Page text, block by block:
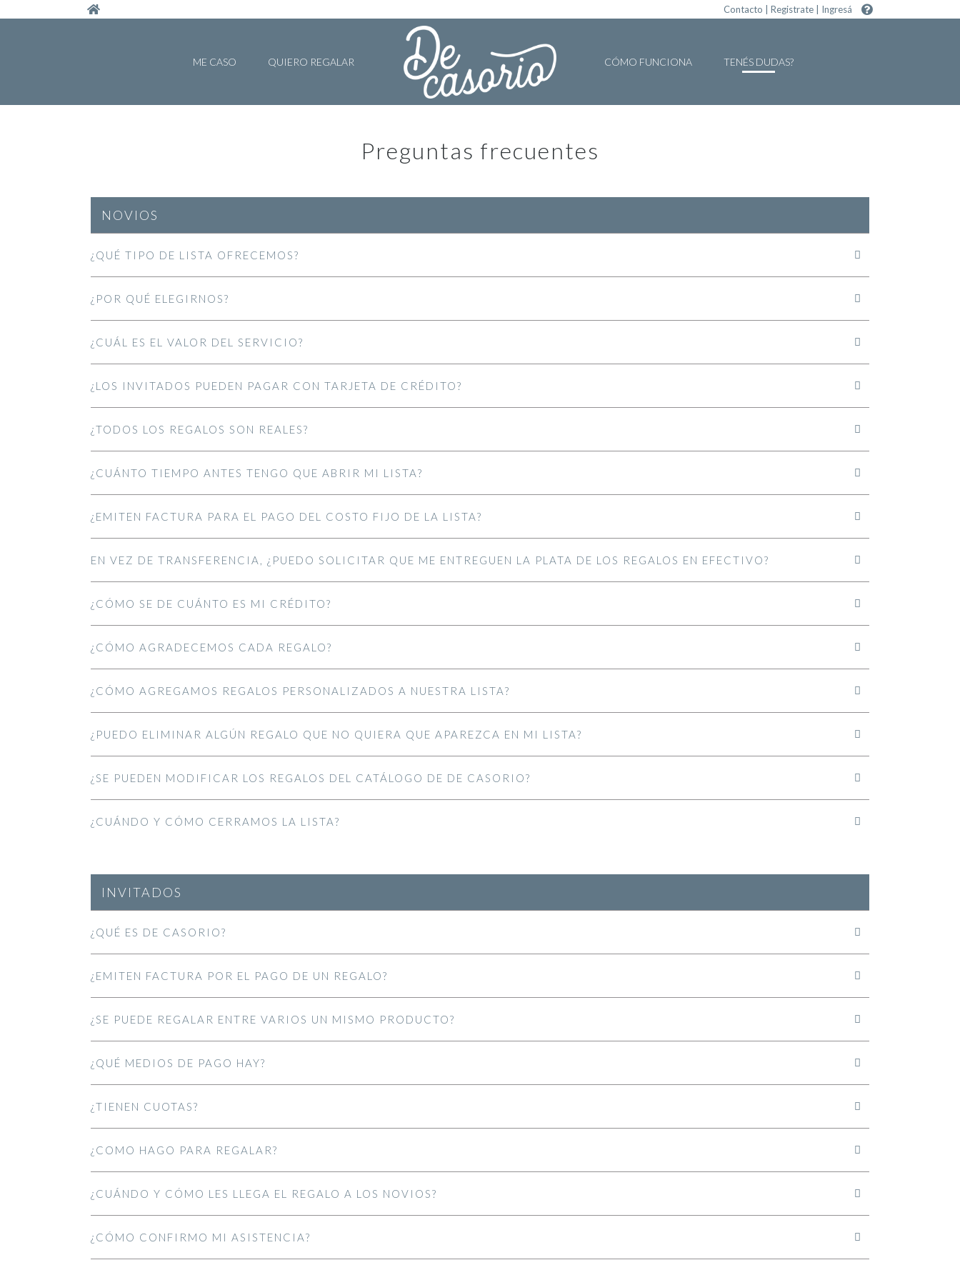
Pasar al contenido principal Contacto Registrate Ingresá
ME CASO QUIERO REGALAR TENÉS DUDAS?
CÓMO FUNCIONA
Preguntas frecuentes
NOVIOS
¿QUÉ TIPO DE LISTA OFRECEMOS?
¿POR QUÉ ELEGIRNOS?
¿CUÁL ES EL VALOR DEL SERVICIO?
¿LOS INVITADOS PUEDEN PAGAR CON TARJETA DE CRÉDITO?
¿TODOS LOS REGALOS SON REALES?
¿CUÁNTO TIEMPO ANTES TENGO QUE ABRIR MI LISTA?
¿EMITEN FACTURA PARA EL PAGO DEL COSTO FIJO DE LA LISTA?
EN VEZ DE TRANSFERENCIA, ¿PUEDO SOLICITAR QUE ME ENTREGUEN LA PLATA DE LOS REGALOS EN EFECTIVO?
¿CÓMO SE DE CUÁNTO ES MI CRÉDITO?
¿CÓMO AGRADECEMOS CADA REGALO?
¿CÓMO AGREGAMOS REGALOS PERSONALIZADOS A NUESTRA LISTA?
¿PUEDO ELIMINAR ALGÚN REGALO QUE NO QUIERA QUE APAREZCA EN MI LISTA?
¿SE PUEDEN MODIFICAR LOS REGALOS DEL CATÁLOGO DE DE CASORIO?
¿CUÁNDO Y CÓMO CERRAMOS LA LISTA?
INVITADOS
¿QUÉ ES DE CASORIO?
¿EMITEN FACTURA POR EL PAGO DE UN REGALO?
¿SE PUEDE REGALAR ENTRE VARIOS UN MISMO PRODUCTO?
¿QUÉ MEDIOS DE PAGO HAY?
¿TIENEN CUOTAS?
¿COMO HAGO PARA REGALAR?
¿CUÁNDO Y CÓMO LES LLEGA EL REGALO A LOS NOVIOS?
¿CÓMO CONFIRMO MI ASISTENCIA?